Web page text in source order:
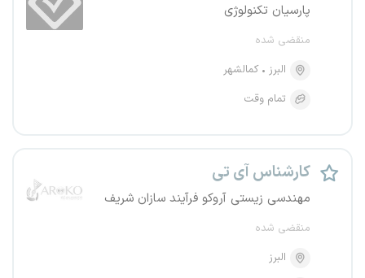
پارسیان تکنولوژی
منقضی شده
البرز
کمالشهر
تمام وقت
کارشناس آی تی
مهندسی زیستی آروکو فرآیند سازان شریف
منقضی شده
البرز